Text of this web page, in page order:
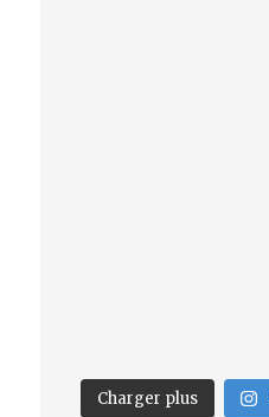
Charger plus